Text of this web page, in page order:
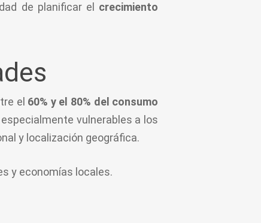
de planificar el crecimiento
el 60% y el 80% del consumo
vulnerables a los
y localización geográfica.
y economías locales.